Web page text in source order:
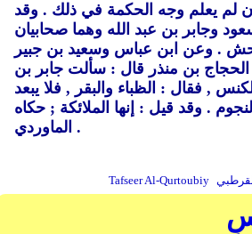
لم يعلم وجه الحكمة في ذلك . وقد
وجابر بن عبد الله وهما صحابيان
. وعن ابن عباس وسعيد بن جبير
بن منذر قال : سألت جابر بن
, فقال : الظباء والبقر , فلا يبعد
. وقد قيل : إنها الملائكة ; حكاه
الماوردي .
Tafseer Al-Qurtoubiy